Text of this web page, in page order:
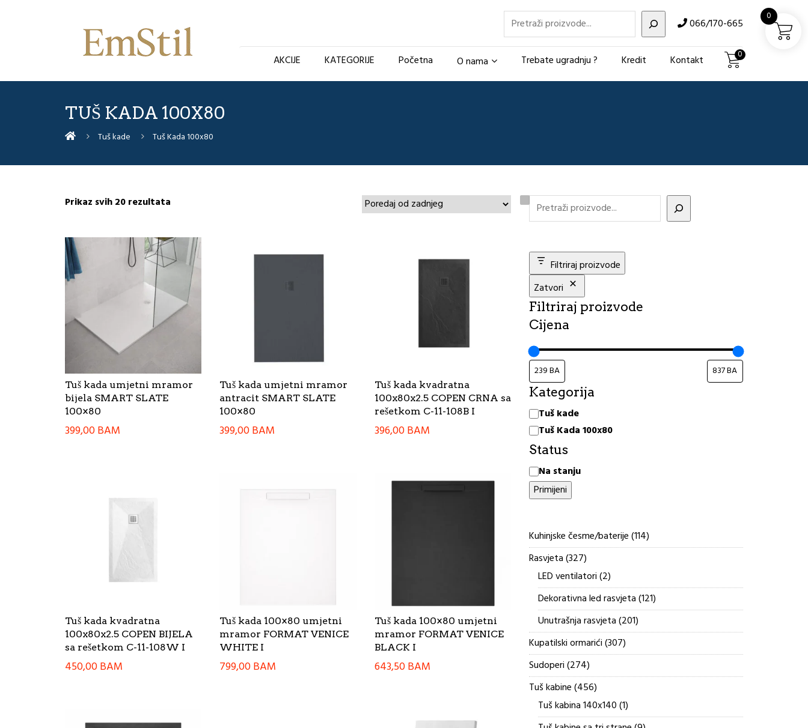
Pretraži 066/170-665
AKCIJE KATEGORIJE Početna O nama Trebate ugradnju ? Kredit Kontakt 0
TUŠ KADA 100X80
Tuš kade Tuš Kada 100x80
Prikaz svih 20 rezultata
Tuš kada umjetni mramor
bijela SMART SLATE
100×80
399,00BAM
Tuš kada umjetni mramor
antracit SMART SLATE
100×80
399,00BAM
Tuš kada kvadratna
100x80x2.5 COPEN CRNA sa
rešetkom C-11-108B I
396,00BAM
Tuš kada kvadratna
100x80x2.5 COPEN BIJELA
sa rešetkom C-11-108W I
450,00BAM
Tuš kada 100×80 umjetni
mramor FORMAT VENICE
WHITE I
799,00BAM
Tuš kada 100×80 umjetni
mramor FORMAT VENICE
BLACK I
643,50BAM
Filtriraj proizvode
Zatvori
Filtriraj proizvode
Cijena
Kategorija
Kategorija
Tuš kade
Tuš Kada 100x80
Status
Status
Na stanju
Primijeni
Kuhinjske česme/baterije 114114
proizvoda
Rasvjeta 327327
proizvoda
LED ventilatori 22
proizvoda
Dekorativna led rasvjeta 121121
proizvod
Unutrašnja rasvjeta 201201
proizvod
Kupatilski ormarići 307307
proizvoda
Sudoperi 274274
proizvoda
Tuš kabine 456456
proizvoda
Tuš kabina 140x140 11
proizvod
0